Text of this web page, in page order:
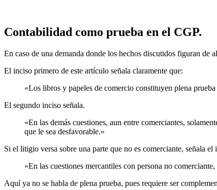
Contabilidad como prueba en el CGP.
En caso de una demanda donde los hechos discutidos figuran de
El inciso primero de este artículo señala claramente que:
«Los libros y papeles de comercio constituyen plena
El segundo inciso señala.
«En las demás cuestiones, aun entre comerciantes,
que le sea desfavorable.»
Si el litigio versa sobre una parte que no es comerciante, señala
«En las cuestiones mercantiles con persona no
Aquí ya no se habla de plena prueba, pues requiere ser